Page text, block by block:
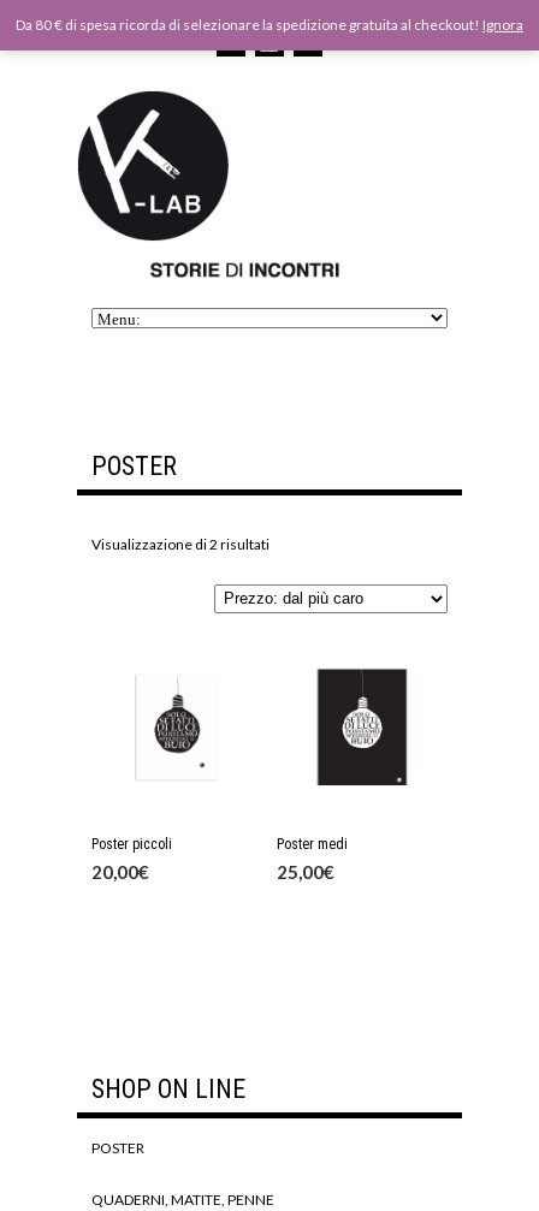
POSTER
Visualizzazione di 2 risultati
Poster piccoli
20,00€
Poster medi
25,00€
SHOP ON LINE
POSTER
QUADERNI, MATITE, PENNE
Da 80 € di spesa ricorda di selezionare la spedizione gratuita al checkout! Ignora